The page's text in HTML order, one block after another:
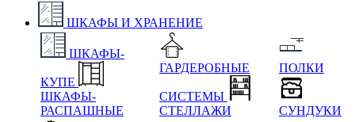
ШКАФЫ И ХРАНЕНИЕ
ШКАФЫ-
КУПЕ
ШКАФЫ-
РАСПАШНЫЕ
ГАРДЕРОБНЫЕ
СИСТЕМЫ
СТЕЛЛАЖИ
ПОЛКИ
СУНДУКИ